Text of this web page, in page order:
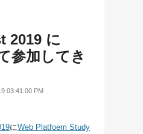
2019 に
参加してき
03:41:00 PM
にWeb Platfoem Study